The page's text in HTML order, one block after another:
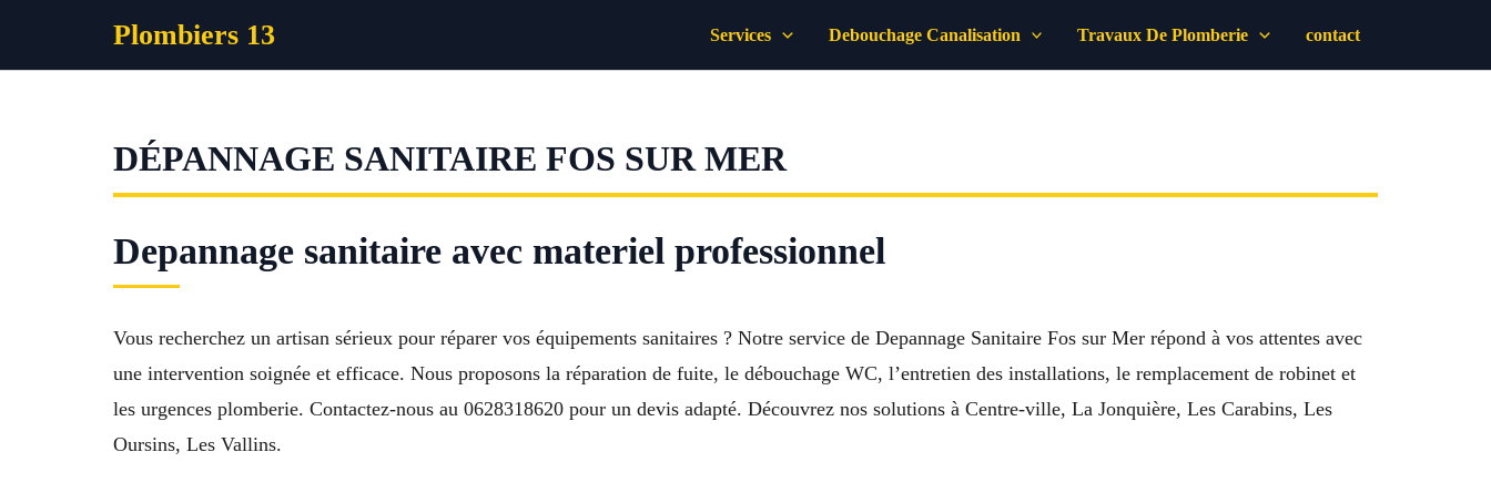
contenu
Plombiers 13 Services Debouchage Canalisation Travaux De Plomberie contact
DÉPANNAGE SANITAIRE FOS SUR MER
Depannage sanitaire avec materiel professionnel
Vous recherchez un artisan sérieux pour réparer vos équipements sanitaires ? Notre service de Depannage Sanitaire Fos sur Mer répond à vos attentes avec
une intervention soignée et efficace. Nous proposons la réparation de fuite, le débouchage WC, l’entretien des installations, le remplacement de robinet et
les urgences plomberie. Contactez-nous au 0628318620 pour un devis adapté. Découvrez nos solutions à Centre-ville, La Jonquière, Les Carabins, Les
Oursins, Les Vallins.